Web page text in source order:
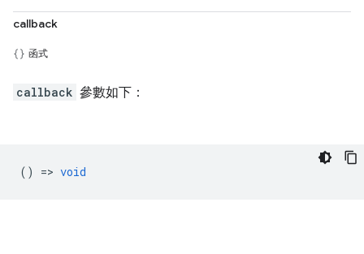
callback
函式
callback 參數如下：
() => void